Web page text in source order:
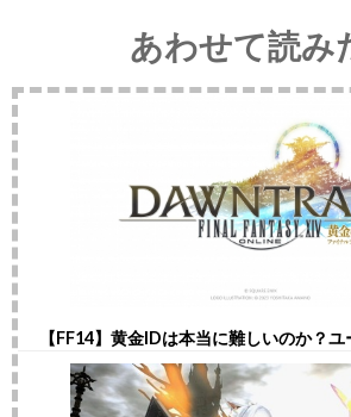
あわせて読み
【FF14】黄金IDは本当に難しいのか？